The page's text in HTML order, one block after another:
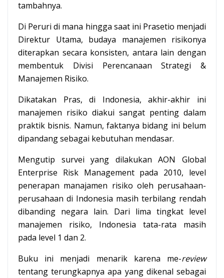
tambahnya.
Di Peruri di mana hingga saat ini Prasetio menjadi
Direktur Utama, budaya manajemen risikonya
diterapkan secara konsisten, antara lain dengan
membentuk Divisi Perencanaan Strategi &
Manajemen Risiko.
Dikatakan Pras, di Indonesia, akhir-akhir ini
manajemen risiko diakui sangat penting dalam
praktik bisnis. Namun, faktanya bidang ini belum
dipandang sebagai kebutuhan mendasar.
Mengutip survei yang dilakukan AON Global
Enterprise Risk Management pada 2010, level
penerapan manajamen risiko oleh perusahaan-
perusahaan di Indonesia masih terbilang rendah
dibanding negara lain. Dari lima tingkat level
manajemen risiko, Indonesia tata-rata masih
pada level 1 dan 2.
Buku ini menjadi menarik karena me-review
tentang terungkapnya apa yang dikenal sebagai